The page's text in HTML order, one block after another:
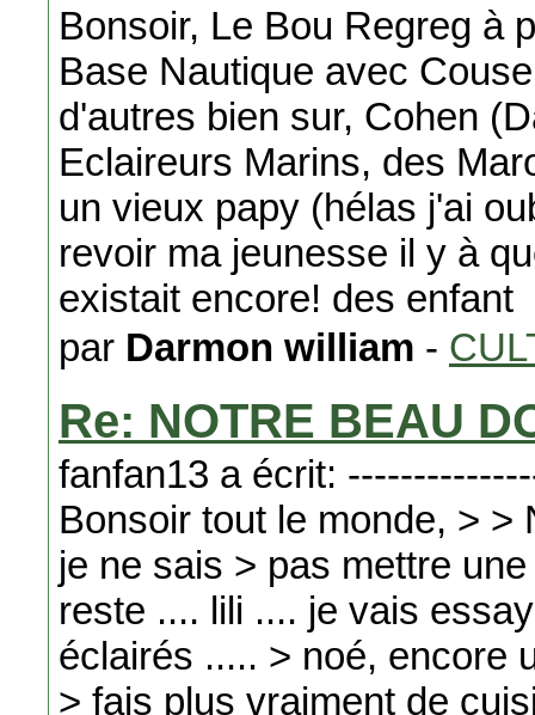
Bonsoir, Le Bou Regreg à
Base Nautique avec
d'autres bien sur, Cohen
Eclaireurs Marins, des
un vieux papy (hélas j'ai
revoir ma jeunesse il y à
existait encore! des enfant
par Darmon william -
Re: NOTRE BEAU
fanfan13 a écrit:
Bonsoir tout le monde, > >
je ne sais > pas mettre
reste .... lili .... je vais
éclairés ..... > noé, encore
> fais plus vraiment de